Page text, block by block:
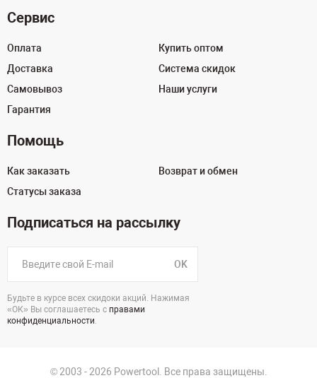
Сервис
Оплата
Доставка
Самовывоз
Гарантия
Купить оптом
Система скидок
Наши услуги
Помощь
Как заказать
Статусы заказа
Возврат и обмен
Подписаться на рассылку
OK
Будьте в курсе всех скидоки акций. Нажимая
«ОК» Вы соглашаетесь с правами
конфиденциальности.
© 2003 - 2026 Powertool. Все права защищены.